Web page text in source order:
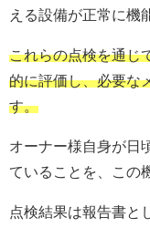
える設備が正常に機
これらの点検を通じ
的に評価し、必要な
す。
オーナー様自身が日
ていることを、この
点検結果は報告書と